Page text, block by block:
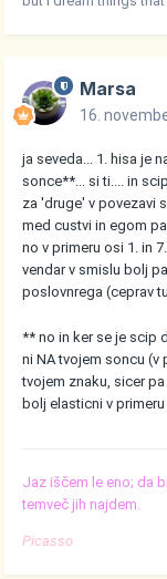
Marsa
16.
ja seveda... 1. hisa je
sonce**... si ti.... in
za 'druge' v povezavi
med custvi in egom
no v primeru osi 1. in
vendar v smislu bolj
poslovnrega (ceprav
** no in ker se je scip
ni NA tvojem soncu (v
tvojem znaku, sicer
bolj elasticni v
Jaz iščem le eno; da
temveč jih najdem.
Picasso